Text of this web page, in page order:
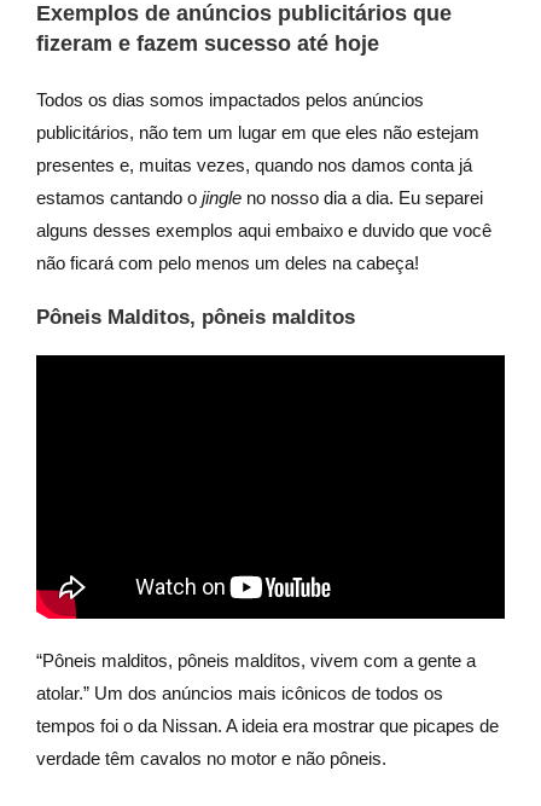
Exemplos de anúncios publicitários que
fizeram e fazem sucesso até hoje
Todos os dias somos impactados pelos anúncios
publicitários, não tem um lugar em que eles não estejam
presentes e, muitas vezes, quando nos damos conta já
estamos cantando o jingle no nosso dia a dia. Eu separei
alguns desses exemplos aqui embaixo e duvido que você
não ficará com pelo menos um deles na cabeça!
Pôneis Malditos, pôneis malditos
“Pôneis malditos, pôneis malditos, vivem com a gente a
atolar.” Um dos anúncios mais icônicos de todos os
tempos foi o da Nissan. A ideia era mostrar que picapes de
verdade têm cavalos no motor e não pôneis.